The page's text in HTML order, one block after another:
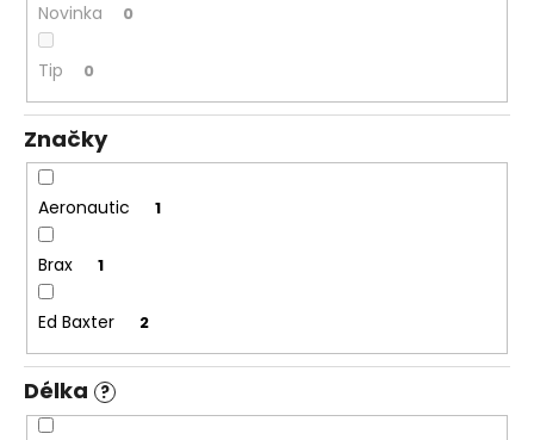
Novinka 0
Tip 0
Značky
Aeronautic 1
Brax 1
Ed Baxter 2
Délka ?
PÁNSKÉ
TMAVĚ
MODRÉ
DŽÍNY
BRAX
CADIZ
DARK
BLUE,
PRODLOUŽENÉ
399
Kč